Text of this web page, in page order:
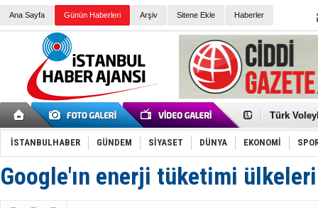
Ana Sayfa Günün Haberleri Arşiv Sitene Ekle Haberler
Elena
Türk
Töreninde
İkinci El
Guguk
Sneaker
Erkek
Tommy
İSTANBULHABER GÜNDEM SİYASET DÜNYA EKONOMİ
Google'ın enerji tüketimi